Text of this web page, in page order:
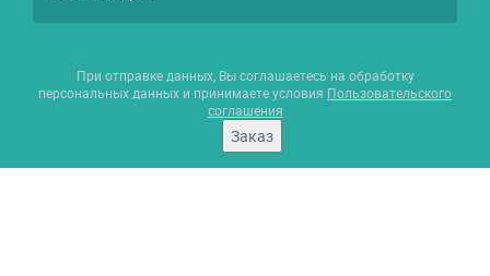
При отправке данных, Вы соглашаетесь на обработку
персональных данных и принимаете условия Пользовательского
соглашения
Заказ